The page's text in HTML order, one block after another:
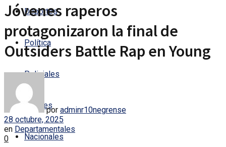
Deportes
Política
Policiales
Locales
Nacionales
Jóvenes raperos
protagonizaron la final de
Outsiders Battle Rap en Young
por adminr10negrense
28 octubre, 2025
en Departamentales
0